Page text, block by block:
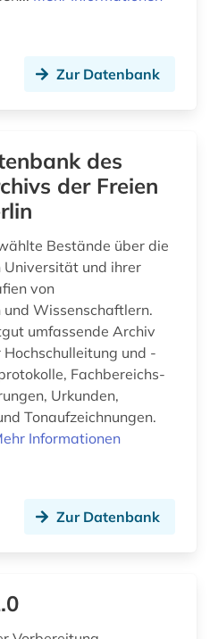
hochschul- und universitätswesen (1)
hochschule für bildende künste (1)
(1)
Zur Datenbank
des
der Freien
Bestände über die
Universität und ihrer
von
Wissenschaftlern.
umfassende Archiv
und -
Fachbereichs-
Urkunden,
Tonaufzeichnungen.
Informationen
Zur Datenbank